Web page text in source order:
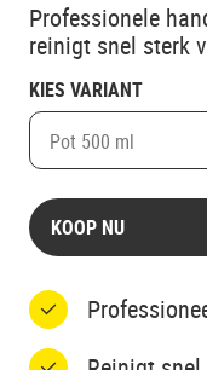
Professionele
reinigt snel sterk
KIES VARIANT
Pot 500 ml
KOOP NU